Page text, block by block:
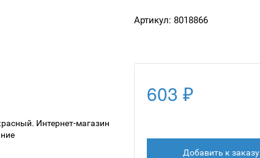
Артикул: 8018866
603 ₽
Добавить к заказу